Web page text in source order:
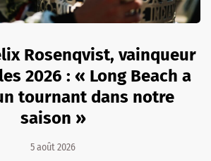
Rosenqvist, vainqueur
2026 : « Long Beach a
tournant dans notre
saison »
5 août 2026